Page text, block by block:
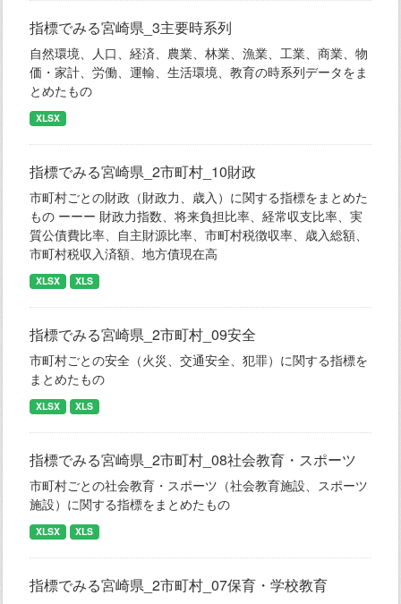
指標でみる宮崎県_3主要時系列
自然環境、人口、経済、農業、林業、漁業、工業、商業、物
価・家計、労働、運輸、生活環境、教育の時系列データをま
とめたもの
XLSX
指標でみる宮崎県_2市町村_10財政
市町村ごとの財政（財政力、歳入）に関する指標をまとめた
もの ーーー 財政力指数、将来負担比率、経常収支比率、実
質公債費比率、自主財源比率、市町村税徴収率、歳入総額、
市町村税収入済額、地方債現在高
XLSX XLS
指標でみる宮崎県_2市町村_09安全
市町村ごとの安全（火災、交通安全、犯罪）に関する指標を
まとめたもの
XLSX XLS
指標でみる宮崎県_2市町村_08社会教育・スポーツ
市町村ごとの社会教育・スポーツ（社会教育施設、スポーツ
施設）に関する指標をまとめたもの
XLSX XLS
指標でみる宮崎県_2市町村_07保育・学校教育